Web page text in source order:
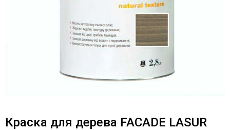
Краска для дерева FACADE LASUR